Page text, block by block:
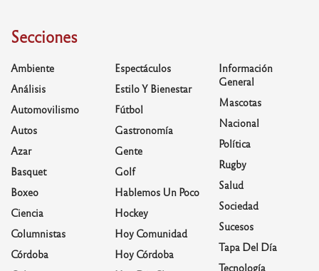
Secciones
Ambiente
Análisis
Automovilismo
Autos
Azar
Basquet
Boxeo
Ciencia
Columnistas
Córdoba
Espectáculos
Estilo Y Bienestar
Fútbol
Gastronomía
Gente
Golf
Hablemos Un Poco
Hockey
Hoy Comunidad
Hoy Córdoba
Información
General
Mascotas
Nacional
Política
Rugby
Salud
Sociedad
Sucesos
Tapa Del Día
Tecnología